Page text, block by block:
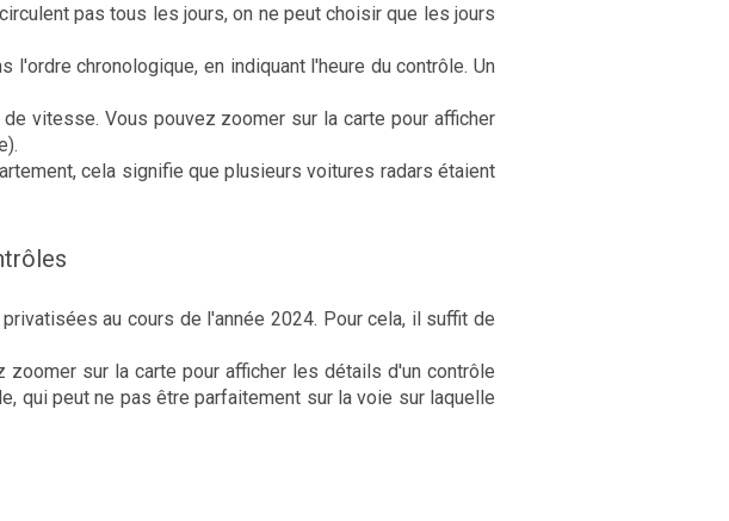
pas tous les jours, on ne peut choisir que les jours
chronologique, en indiquant l'heure du contrôle. Un
vitesse. Vous pouvez zoomer sur la carte pour afficher
cela signifie que plusieurs voitures radars étaient
au cours de l'année 2024. Pour cela, il suffit de
sur la carte pour afficher les détails d'un contrôle
qui peut ne pas être parfaitement sur la voie sur laquelle